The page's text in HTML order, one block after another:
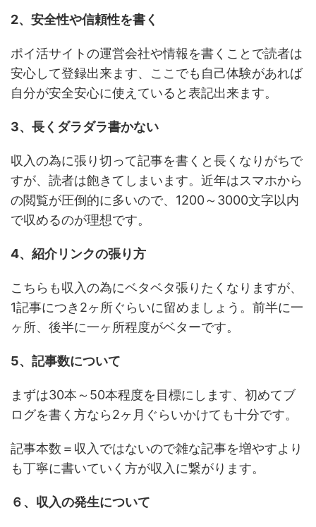
2、安全性や信頼性を書く
ポイ活サイトの運営会社や情報を書くことで読者は
安心して登録出来ます、ここでも自己体験があれば
自分が安全安心に使えていると表記出来ます。
3、長くダラダラ書かない
収入の為に張り切って記事を書くと長くなりがちで
すが、読者は飽きてしまいます。近年はスマホから
の閲覧が圧倒的に多いので、1200～3000文字以内
で収めるのが理想です。
4、紹介リンクの張り方
こちらも収入の為にベタベタ張りたくなりますが、
1記事につき2ヶ所ぐらいに留めましょう。前半に一
ヶ所、後半に一ヶ所程度がベターです。
5、記事数について
まずは30本～50本程度を目標にします、初めてブ
ログを書く方なら2ヶ月ぐらいかけても十分です。
記事本数＝収入ではないので雑な記事を増やすより
も丁寧に書いていく方が収入に繋がります。
６、収入の発生について